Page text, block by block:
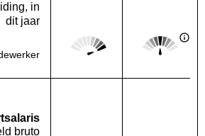
in
dit jaar
Deze regio:
Score: 5 van 5
Landelijk
Score: 3 van
bruto